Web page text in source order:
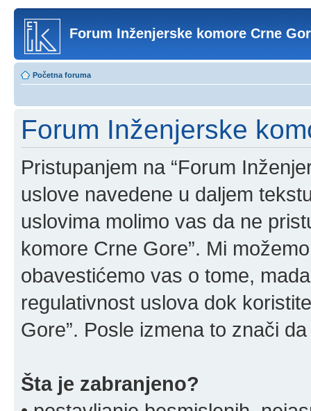
Forum Inženjerske komore Crne
Početna foruma
Forum Inženjerske
Pristupanjem na “Forum
uslove navedene u daljem
uslovima molimo vas da ne
komore Crne Gore”. Mi
obavestićemo vas o tome,
regulativnost uslova dok
Gore”. Posle izmena to znači
Šta je zabranjeno?